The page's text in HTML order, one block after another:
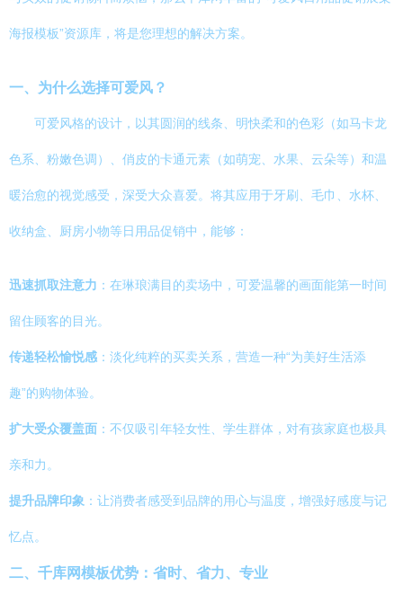
海报模板”资源库，将是您理想的解决方案。
一、为什么选择可爱风？
可爱风格的设计，以其圆润的线条、明快柔和的色彩（如马卡龙
色系、粉嫩色调）、俏皮的卡通元素（如萌宠、水果、云朵等）和温
暖治愈的视觉感受，深受大众喜爱。将其应用于牙刷、毛巾、水杯、
收纳盒、厨房小物等日用品促销中，能够：
迅速抓取注意力 ：在琳琅满目的卖场中，可爱温馨的画面能第一时间
留住顾客的目光。
传递轻松愉悦感 ：淡化纯粹的买卖关系，营造一种“为美好生活添
趣”的购物体验。
扩大受众覆盖面 ：不仅吸引年轻女性、学生群体，对有孩家庭也极具
亲和力。
提升品牌印象 ：让消费者感受到品牌的用心与温度，增强好感度与记
忆点。
二、千库网模板优势：省时、省力、专业